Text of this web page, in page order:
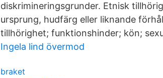
diskrimineringsgrunder. Etnisk
ursprung, hudfärg eller liknande
tillhörighet; funktionshinder; kön;
Ingela lind övermod
braket